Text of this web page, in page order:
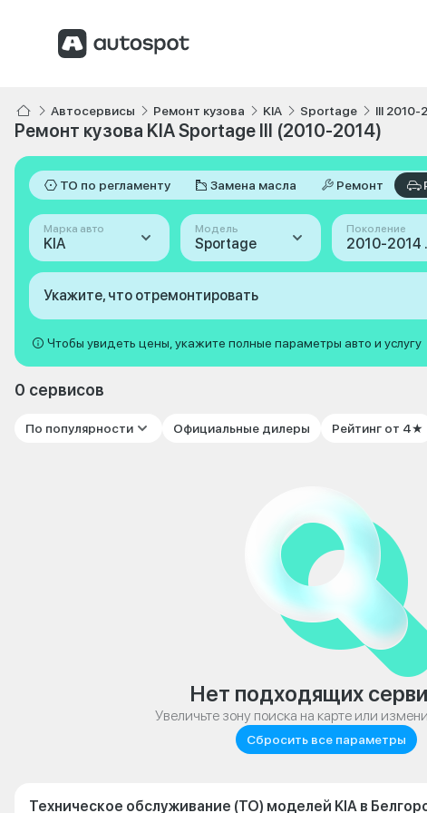
Автосервисы Ремонт кузова KIA Sportage III 2010-
Ремонт кузова KIA Sportage III (2010-2014)
ТО по регламенту Замена масла Ремонт
Марка авто
KIA
Модель
Sportage
Поколение
Укажите, что отремонтировать
Чтобы увидеть цены, укажите полные параметры авто и услугу
0 сервисов
По популярности Официальные дилеры Рейтинг от 4★
Нет подходящих
Увеличьте зону поиска на карте или
Сбросить все параметры
Техническое обслуживание (ТО) моделей KIA в